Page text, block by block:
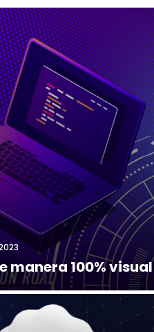
manera 100% visual